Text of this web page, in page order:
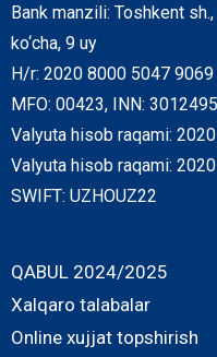
Bank manzili: Toshkent
ko‘cha, 9 uy
H/r: 2020 8000 5047
MFO: 00423, INN:
Valyuta hisob raqami:
Valyuta hisob raqami:
SWIFT: UZHOUZ22
QABUL 2024/2025
Xalqaro talabalar
Online xujjat topshirish